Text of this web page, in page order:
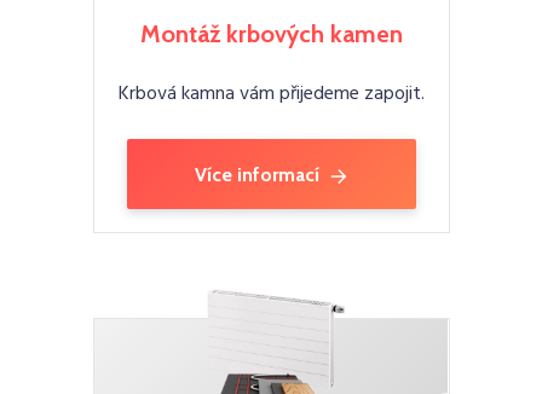
Montáž krbových kamen
Krbová kamna vám přijedeme zapojit.
Více informací